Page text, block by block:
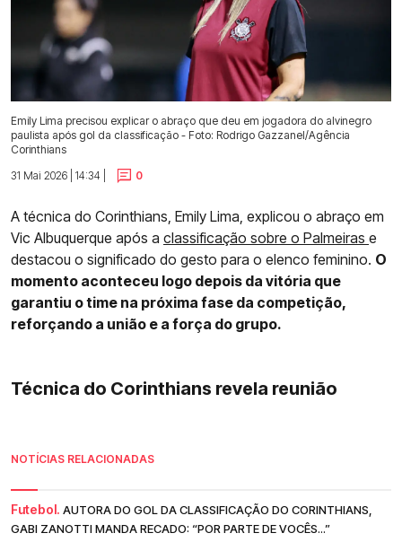
Emily Lima precisou explicar o abraço que deu em jogadora do alvinegro
paulista após gol da classificação - Foto: Rodrigo Gazzanel/Agência
Corinthians
31 Mai 2026 | 14:34 |
0
A técnica do Corinthians, Emily Lima, explicou o abraço em
Vic Albuquerque após a classificação sobre o Palmeiras e
destacou o significado do gesto para o elenco feminino. O
momento aconteceu logo depois da vitória que
garantiu o time na próxima fase da competição,
reforçando a união e a força do grupo.
Técnica do Corinthians revela reunião
NOTÍCIAS RELACIONADAS
Futebol. AUTORA DO GOL DA CLASSIFICAÇÃO DO CORINTHIANS,
GABI ZANOTTI MANDA RECADO: “POR PARTE DE VOCÊS...”